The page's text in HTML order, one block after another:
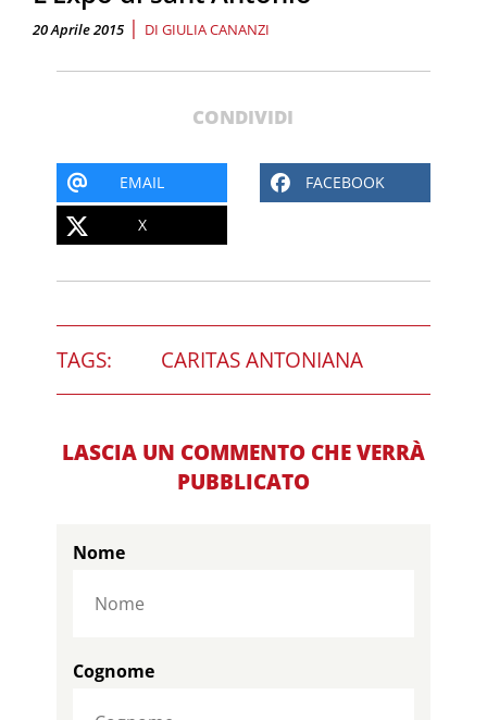
20 Aprile 2015 | DI GIULIA CANANZI
CONDIVIDI
EMAIL FACEBOOK
X
TAGS: CARITAS ANTONIANA
LASCIA UN COMMENTO CHE VERRÀ
PUBBLICATO
Nome
Cognome